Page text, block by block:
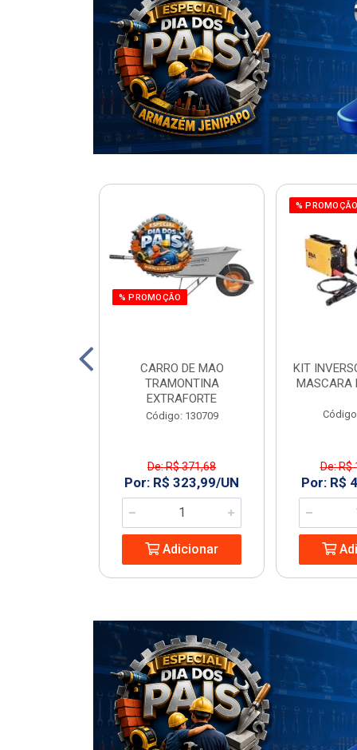
% PROMOÇÃO
CARRO DE MAO
TRAMONTINA
EXTRAFORTE
Código: 130709
De: R$ 371,68
Por: R$ 323,99/UN
Adicionar
%
KIT
MASCARA
De: R$
Por: R$